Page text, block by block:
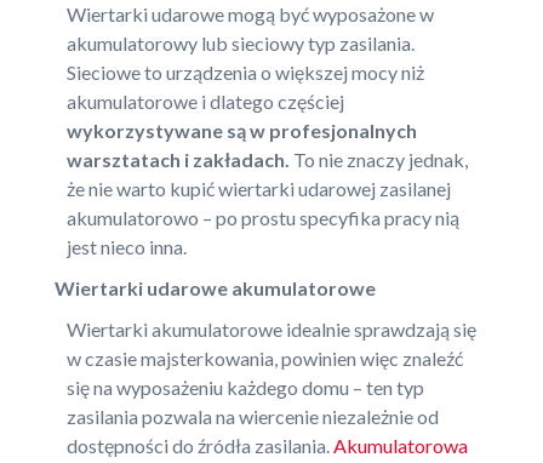
Wiertarki udarowe mogą być wyposażone w
akumulatorowy lub sieciowy typ zasilania.
Sieciowe to urządzenia o większej mocy niż
akumulatorowe i dlatego częściej
wykorzystywane są w profesjonalnych
warsztatach i zakładach. To nie znaczy jednak,
że nie warto kupić wiertarki udarowej zasilanej
akumulatorowo – po prostu specyfika pracy nią
jest nieco inna.
Wiertarki udarowe akumulatorowe
Wiertarki akumulatorowe idealnie sprawdzają się
w czasie majsterkowania, powinien więc znaleźć
się na wyposażeniu każdego domu – ten typ
zasilania pozwala na wiercenie niezależnie od
dostępności do źródła zasilania. Akumulatorowa